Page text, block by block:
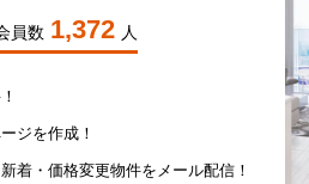
員数 1,372 人
ジを作成！
新着・価格変更物件を メール配信！